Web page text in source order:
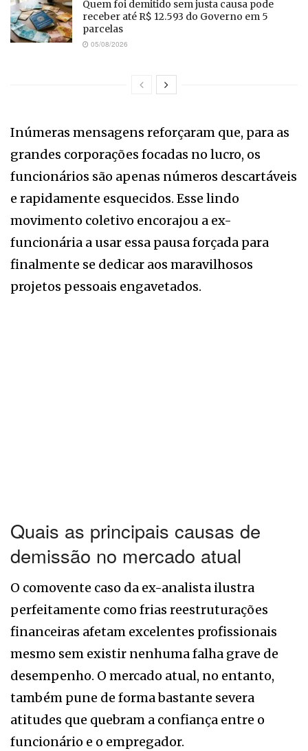
Quem foi demitido sem justa causa pode
receber até R$ 12.593 do Governo em 5
parcelas
05/08/2026
Inúmeras mensagens reforçaram que, para as
grandes corporações focadas no lucro, os
funcionários são apenas números descartáveis
e rapidamente esquecidos. Esse lindo
movimento coletivo encorajou a ex-
funcionária a usar essa pausa forçada para
finalmente se dedicar aos maravilhosos
projetos pessoais engavetados.
Quais as principais causas de
demissão no mercado atual
O comovente caso da ex-analista ilustra
perfeitamente como frias reestruturações
financeiras afetam excelentes profissionais
mesmo sem existir nenhuma falha grave de
desempenho. O mercado atual, no entanto,
também pune de forma bastante severa
atitudes que quebram a confiança entre o
funcionário e o empregador.